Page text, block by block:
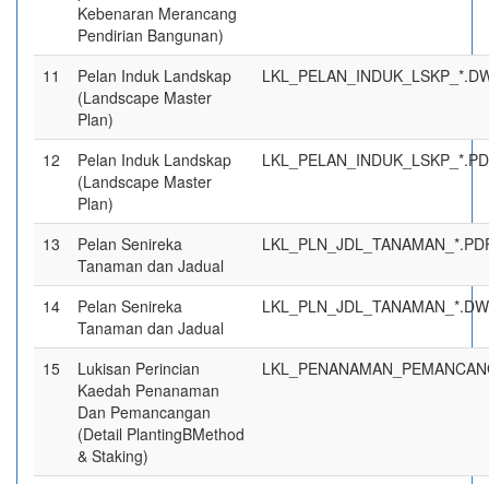
Kebenaran Merancang
Pendirian Bangunan)
11
Pelan Induk Landskap
(Landscape Master
Plan)
12
Pelan Induk Landskap
(Landscape Master
Plan)
13
Pelan Senireka
Tanaman dan Jadual
14
Pelan Senireka
Tanaman dan Jadual
15
Lukisan Perincian
Kaedah Penanaman
Dan Pemancangan
(Detail PlantingBMethod
& Staking)